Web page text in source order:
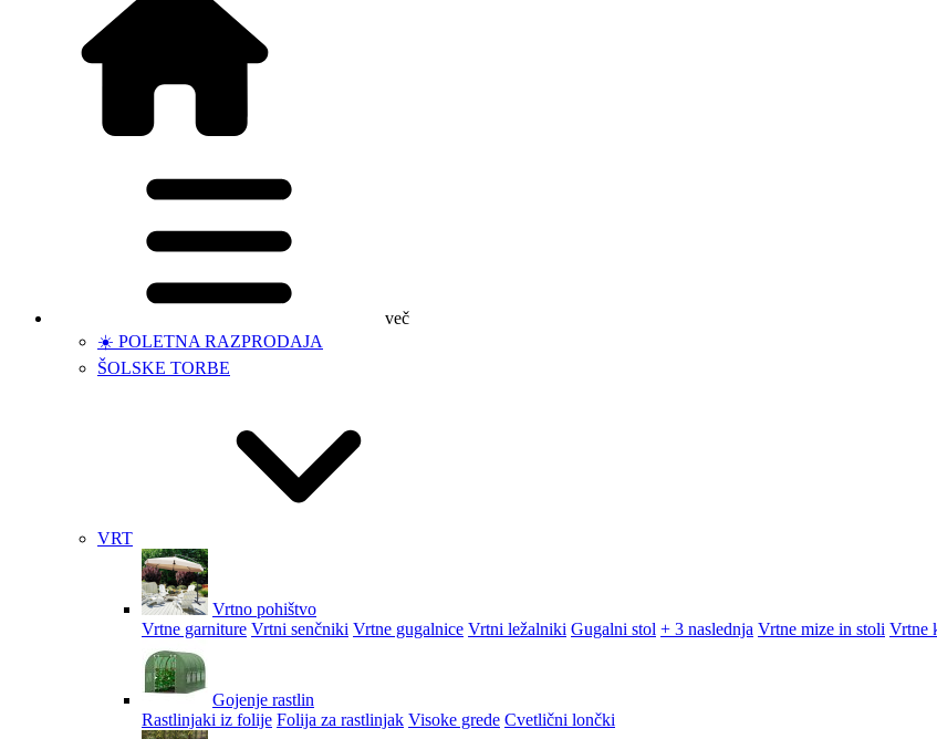
več
☀️ POLETNA RAZPRODAJA
ŠOLSKE TORBE
VRT
Vrtno pohištvo
Vrtne garniture Vrtni senčniki Vrtne gugalnice Vrtni ležalniki Gugalni stol + 3 naslednja Vrtne mize in stoli Vrtne
Gojenje rastlin
Rastlinjaki iz folije Folija za rastlinjak Visoke grede Cvetlični lončki